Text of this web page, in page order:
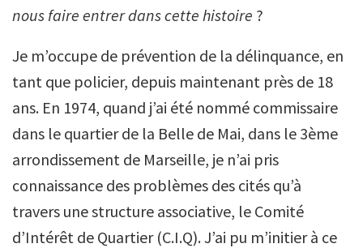
nous faire entrer dans cette histoire ?
Je m’occupe de prévention de la délinquance, en
tant que policier, depuis maintenant près de 18
ans. En 1974, quand j’ai été nommé commissaire
dans le quartier de la Belle de Mai, dans le 3ème
arrondissement de Marseille, je n’ai pris
connaissance des problèmes des cités qu’à
travers une structure associative, le Comité
d’Intérêt de Quartier (C.I.Q). J’ai pu m’initier à ce